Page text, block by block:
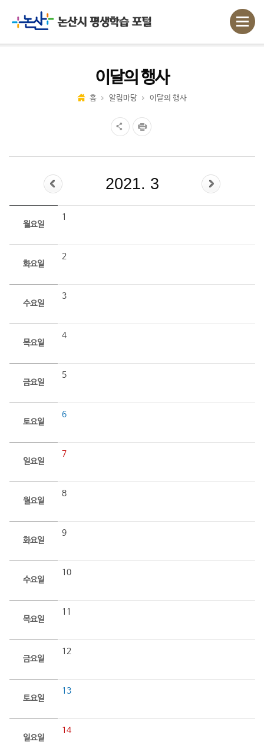
이달의 행사
홈 알림마당 이달의 행사
2021. 3
월요일
1
화요일
2
수요일
3
목요일
4
금요일
5
토요일
6
일요일
7
월요일
8
화요일
9
수요일
10
목요일
11
금요일
12
토요일
13
일요일
14